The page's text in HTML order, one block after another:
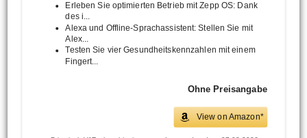
Erleben Sie optimierten Betrieb mit Zepp OS: Dank
des i...
Alexa und Offline-Sprachassistent: Stellen Sie mit
Alex...
Testen Sie vier Gesundheitskennzahlen mit einem
Fingert...
Ohne Preisangabe
View on Amazon*